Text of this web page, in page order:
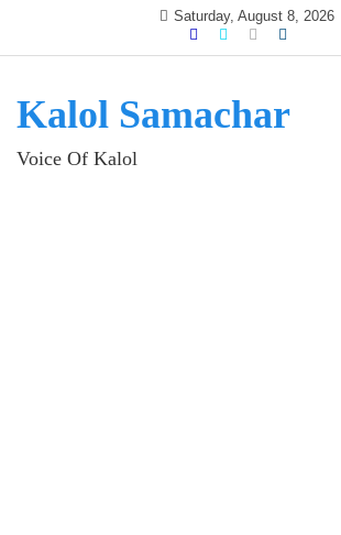
Saturday, August 8, 2026
Kalol Samachar
Voice Of Kalol